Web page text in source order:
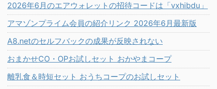
2026年6月のエアウォレットの招待コードは「vxhibdu」
アマゾンプライム会員の紹介リンク 2026年6月最新版
A8.netのセルフバックの成果が反映されない
おまかせCO・OPお試しセット おかやまコープ
離乳食＆時短セット おうちコープのお試しセット